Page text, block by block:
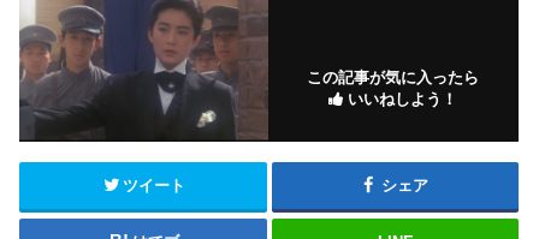
この記事が気に入ったら
いいねしよう！
ツイート シェア